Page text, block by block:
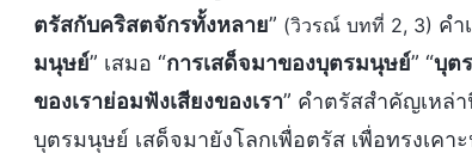
ตรัสกับคริสตจักรทั้งหลาย” (วิวรณ์ บทที่ 2, 3) คำ
มนุษย์” เสมอ “การเสด็จมาของบุตรมนุษย์” “บุต
ของเราย่อมฟังเสียงของเรา” คำตรัสสำคัญเหล่า
บุตรมนุษย์ เสด็จมายังโลกเพื่อตรัส เพื่อทรงเคา